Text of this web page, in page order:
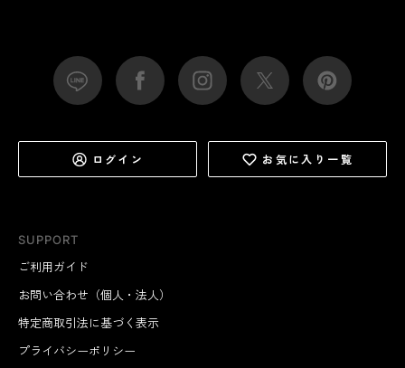
SUPPORT
ご利用ガイド
お問い合わせ（個人・法人）
特定商取引法に基づく表示
プライバシーポリシー
ログイン お気に入り一覧